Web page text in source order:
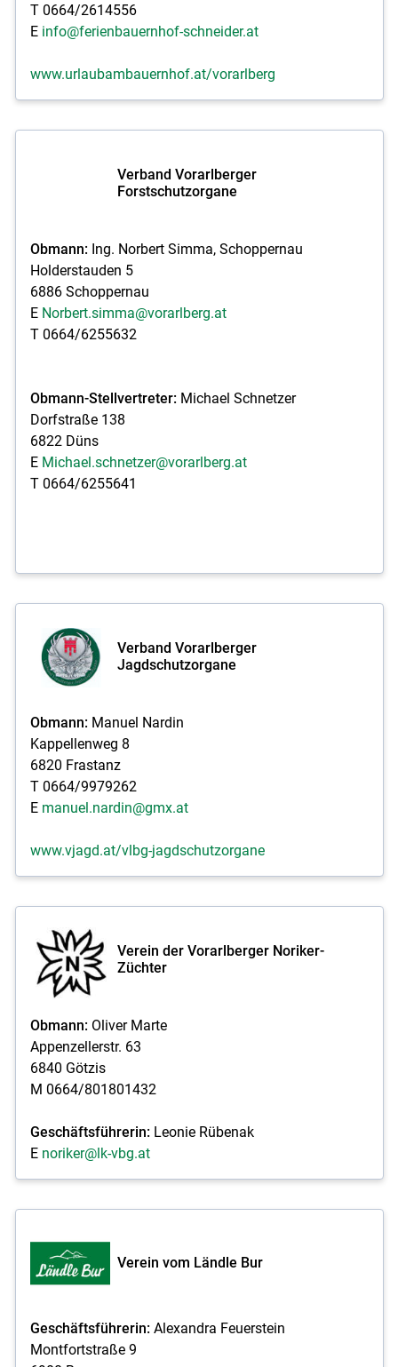
T 0664/2614556
E info@ferienbauernhof-schneider.at
www.urlaubambauernhof.at/vorarlberg
Verband Vorarlberger
Forstschutzorgane
Obmann:Ing. Norbert Simma, Schoppernau
Holderstauden 5
6886 Schoppernau
E Norbert.simma@vorarlberg.at
T 0664/6255632
Obmann-Stellvertreter:Michael Schnetzer
Dorfstraße 138
6822 Düns
E Michael.schnetzer@vorarlberg.at
T 0664/6255641
Verband Vorarlberger
Jagdschutzorgane
Obmann:Manuel Nardin
Kappellenweg 8
6820 Frastanz
T 0664/9979262
E manuel.nardin@gmx.at
www.vjagd.at/vlbg-jagdschutzorgane
Verein der Vorarlberger Noriker-
Züchter
Obmann:Oliver Marte
Appenzellerstr. 63
6840 Götzis
M 0664/801801432
Geschäftsführerin:Leonie Rübenak
E noriker@lk-vbg.at
Verein vom Ländle Bur
Geschäftsführerin: Alexandra Feuerstein
Montfortstraße 9